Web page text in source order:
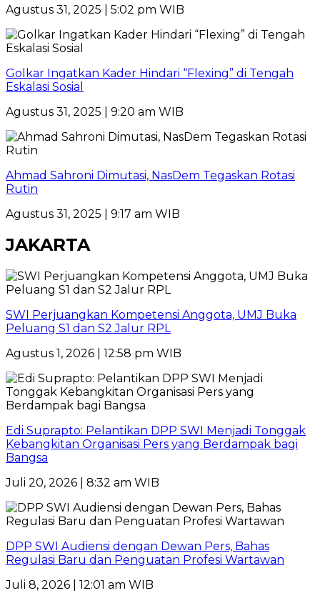
Agustus 31, 2025 | 5:02 pm WIB
Golkar Ingatkan Kader Hindari “Flexing” di Tengah
Eskalasi Sosial
Agustus 31, 2025 | 9:20 am WIB
Ahmad Sahroni Dimutasi, NasDem Tegaskan Rotasi
Rutin
Agustus 31, 2025 | 9:17 am WIB
JAKARTA
SWI Perjuangkan Kompetensi Anggota, UMJ Buka
Peluang S1 dan S2 Jalur RPL
Agustus 1, 2026 | 12:58 pm WIB
Edi Suprapto: Pelantikan DPP SWI Menjadi Tonggak
Kebangkitan Organisasi Pers yang Berdampak bagi
Bangsa
Juli 20, 2026 | 8:32 am WIB
DPP SWI Audiensi dengan Dewan Pers, Bahas
Regulasi Baru dan Penguatan Profesi Wartawan
Juli 8, 2026 | 12:01 am WIB